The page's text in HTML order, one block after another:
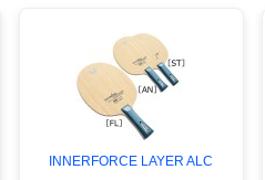
INNERFORCE LAYER ALC